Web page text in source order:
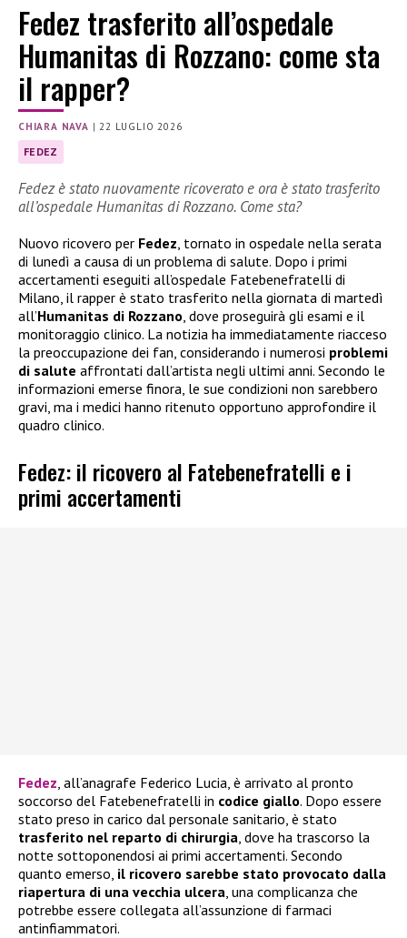
Fedez trasferito all’ospedale
Humanitas di Rozzano: come sta
il rapper?
CHIARA NAVA |22 LUGLIO 2026
FEDEZ
Fedez è stato nuovamente ricoverato e ora è stato trasferito
all’ospedale Humanitas di Rozzano. Come sta?
Nuovo ricovero per Fedez, tornato in ospedale nella serata
di lunedì a causa di un problema di salute. Dopo i primi
accertamenti eseguiti all’ospedale Fatebenefratelli di
Milano, il rapper è stato trasferito nella giornata di martedì
all’Humanitas di Rozzano, dove proseguirà gli esami e il
monitoraggio clinico. La notizia ha immediatamente riacceso
la preoccupazione dei fan, considerando i numerosi problemi
di salute affrontati dall’artista negli ultimi anni. Secondo le
informazioni emerse finora, le sue condizioni non sarebbero
gravi, ma i medici hanno ritenuto opportuno approfondire il
quadro clinico.
Fedez: il ricovero al Fatebenefratelli e i
primi accertamenti
Fedez , all’anagrafe Federico Lucia, è arrivato al pronto
soccorso del Fatebenefratelli in codice giallo. Dopo essere
stato preso in carico dal personale sanitario, è stato
trasferito nel reparto di chirurgia , dove ha trascorso la
notte sottoponendosi ai primi accertamenti. Secondo
quanto emerso, il ricovero sarebbe stato provocato dalla
riapertura di una vecchia ulcera , una complicanza che
potrebbe essere collegata all’assunzione di farmaci
antinfiammatori.